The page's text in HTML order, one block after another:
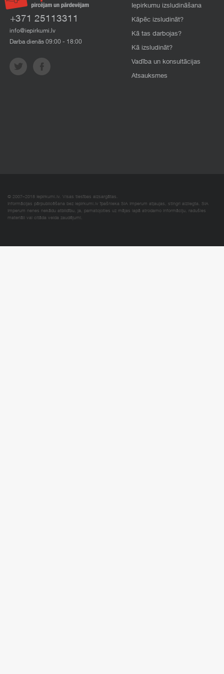
+371 25113311
info@iepirkumi.lv
Darba dienās 09:00 - 18:00
Iepirkumu izsludināšana
Kāpēc izsludināt?
Kā tas darbojas?
Kā izsludināt?
Vadība un konsultācijas
Atsauksmes
© 2007–2018 Iepirkumi.lv. Visas tiesības aizsargātas.
Informācijas pārpublicēšana bez iepirkumi.lv īpašnieka SIA Imperum atļaujas, stingri aizliegta. SIA
Imperum nenes nekādu atbildību, ja, pamatojoties uz mājas lapā atrodamo informāciju, radušies
materiāli vai citāda veida zaudējumi.